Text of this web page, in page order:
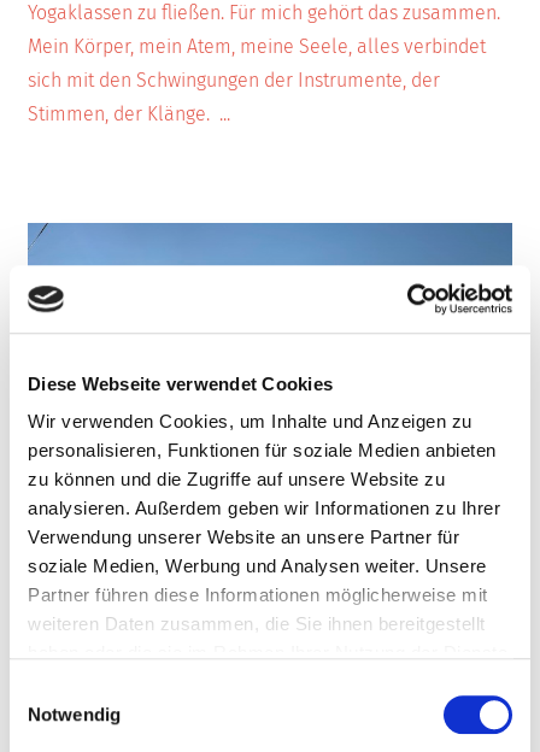
Diese Webseite verwendet Cookies
Wir verwenden Cookies, um Inhalte und Anzeigen zu
personalisieren, Funktionen für soziale Medien anbieten
zu können und die Zugriffe auf unsere Website zu
analysieren. Außerdem geben wir Informationen zu Ihrer
Verwendung unserer Website an unsere Partner für
soziale Medien, Werbung und Analysen weiter. Unsere
Partner führen diese Informationen möglicherweise mit
weiteren Daten zusammen, die Sie ihnen bereitgestellt
Notwendig
Yogaklassen zu fließen. Für mich gehört das zusammen.
Mein Körper, mein Atem, meine Seele, alles verbindet
sich mit den Schwingungen der Instrumente, der
Stimmen, der Klänge. ...
Yoga an der Ostsee – Meer geht nicht
Das Meer hat mich schon immer fasziniert. Auch
zu geben und einen Laden zu eröffnen, war ich schon